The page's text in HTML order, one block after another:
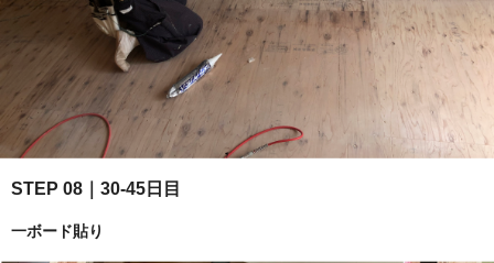
STEP 08｜30-45日目
一ボード貼り